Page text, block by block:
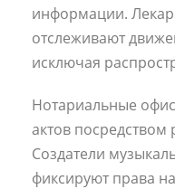
информации.
отслеживают
исключая
Нотариальные
актов
Создатели
фиксируют права